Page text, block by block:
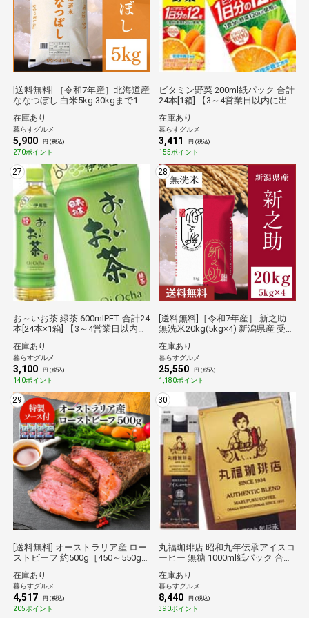
[送料無料] ［令和7年産］北海道産
ななつぼし 白米5kg 30kgまで1配
荷】 倉庫C 【防災】
在庫あり
暮らすグルメ
5,900 円 (税込)
270ポイント
ビタミン野菜 200ml紙パック 合計
24本[1箱] 【3～4営業日以内に出
伊藤園倉庫C★
在庫あり
暮らすグルメ
3,411 円 (税込)
155ポイント
27
お～いお茶 緑茶 600mlPET 合計24
本[24本×1箱] 【3～4営業日以内に
C★
在庫あり
暮らすグルメ
3,100 円 (税込)
140ポイント
28
[送料無料]［令和7年産］ 新之助
無洗米20kg(5kg×4) 新潟県産 受注
出荷】 ※沖縄不可 倉庫C
在庫あり
暮らすグルメ
25,550 円 (税込)
1,180ポイント
29
[送料無料] オーストラリア産 ロー
ストビーフ 約500g［450～550g
み］【3～4営業日以内に出荷】お
つまみ 肉の日 倉庫b
在庫あり
暮らすグルメ
4,517 円 (税込)
205ポイント
30
丸福珈琲店 昭和九年伝承アイスコ
ーヒー 無糖 1000ml紙パック 合計
に出荷】【送料無料】丸福珈琲店
倉庫C★ 自宅用
在庫あり
暮らすグルメ
8,440 円 (税込)
390ポイント